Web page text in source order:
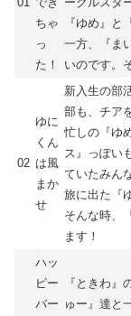
ちゃ
っ
た！
『ゆめ』と
一方、『ま
いのです。
02
ゆに
くん
は風
まか
せ
新入生の部
部も、チア
忙しの『ゆ
ス』っぽい
ていたみん
旅に出た『
そんな時、
ます！
ハッ
ピー
バー
『ときわ
ゅー』達と